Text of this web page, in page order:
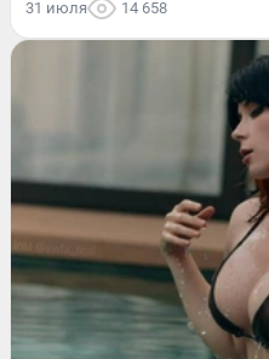
31 июля 14 658